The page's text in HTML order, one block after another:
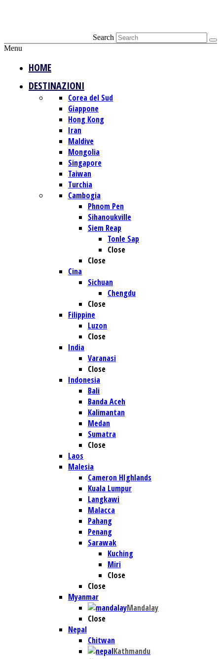
Search
Menu
HOME
DESTINAZIONI
Corea del Sud
Giappone
Hong Kong
Iran
Maldive
Mongolia
Singapore
Taiwan
Turchia
Cambogia
Phnom Pen
Sihanoukville
Siem Reap
Tonle Sap
Close
Close
Cina
Sichuan
Chengdu
Close
Filippine
Luzon
Close
India
Varanasi
Close
Indonesia
Bali
Banda Aceh
Kalimantan
Medan
Sumatra
Close
Laos
Malesia
Cameron HIghlands
Kuala Lumpur
Langkawi
Malacca
Pahang
Penang
Sarawak
Kuching
Miri
Close
Close
Myanmar
Mandalay
Close
Nepal
Chitwan
Kathmandu